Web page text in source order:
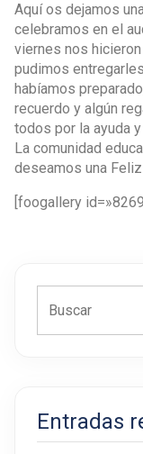
Aquí os dejamos
celebramos en el
viernes nos
pudimos
habíamos
recuerdo y algún
todos por la ayuda
La comunidad
deseamos una
[foogallery
Entradas